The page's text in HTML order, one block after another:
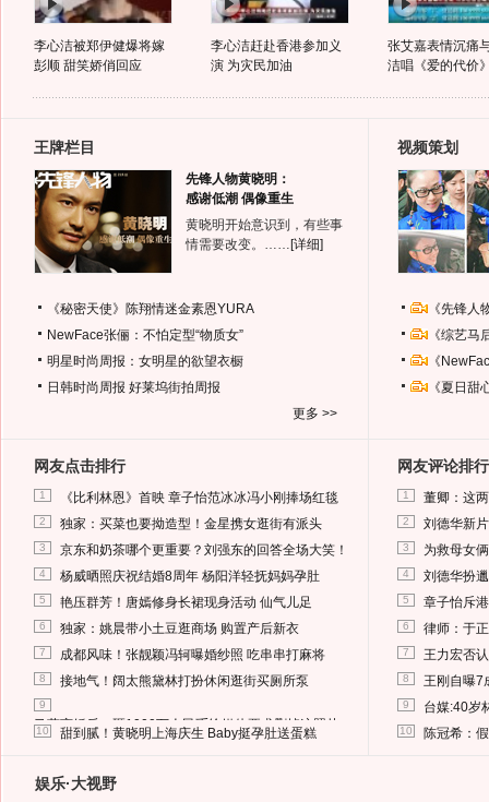
李心洁被郑伊健爆将嫁
彭顺 甜笑娇俏回应
李心洁赶赴香港参加义
演 为灾民加油
张艾嘉表情沉痛
洁唱《爱的代价
王牌栏目
先锋人物黄晓明：
感谢低潮 偶像重生
黄晓明开始意识到，有些事
情需要改变。…… [详细]
《秘密天使》陈翔情迷金素恩YURA
NewFace张俪：不怕定型“物质女”
明星时尚周报：女明星的欲望衣橱
日韩时尚周报 好莱坞街拍周报
更多 >>
视频策划
《先锋
《综艺
《
《夏日
网友点击排行
1 《比利林恩》首映 章子怡范冰冰冯小刚捧场红毯
2 独家：买菜也要拗造型！金星携女逛街有派头
3 京东和奶茶哪个更重要？刘强东的回答全场大笑！
4 杨威晒照庆祝结婚8周年 杨阳洋轻抚妈妈孕肚
5 艳压群芳！唐嫣修身长裙现身活动 仙气儿足
6 独家：姚晨带小土豆逛商场 购置产后新衣
7 成都风味！张靓颖冯轲曝婚纱照 吃串串打麻将
8 接地气！阔太熊黛林打扮休闲逛街买厕所泵
9
马蓉离婚后，砸1000万人民币给媒体要求删掉这照片
10 甜到腻！黄晓明上海庆生 Baby挺孕肚送蛋糕
网友评论排行
1 董卿：这
2 刘德华新
3 为救母女
4 刘德华扮
5 章子怡斥
6 律师：于
7 王力宏否
8 王刚自曝7
9 台媒:40岁
10 陈冠希：
娱乐·大视野